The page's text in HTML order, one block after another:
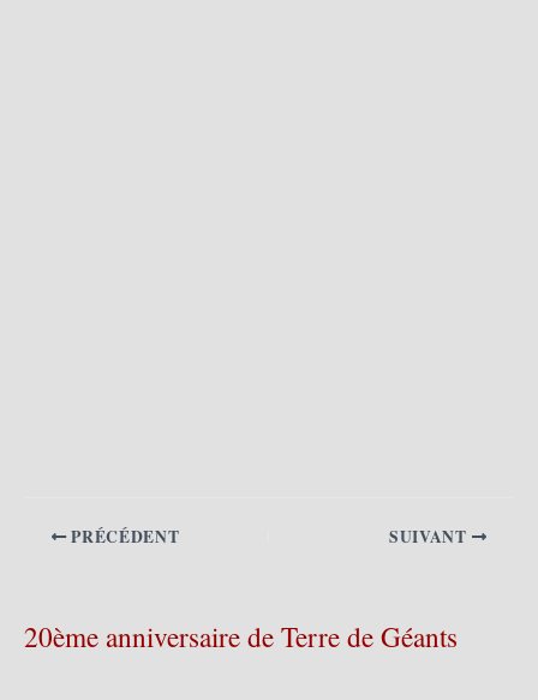
PRÉCÉDENT SUIVANT
20ème anniversaire de Terre de Géants